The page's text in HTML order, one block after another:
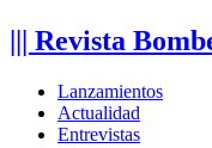
||| Revista
Lanzamientos
Actualidad
Entrevistas